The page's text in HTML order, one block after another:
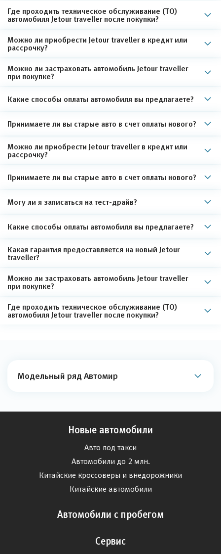
Где проходить техническое обслуживание (ТО)
автомобиля Jetour traveller после покупки?
Можно ли приобрести Jetour traveller в кредит или
рассрочку?
Можно ли застраховать автомобиль Jetour traveller
при покупке?
Какие способы оплаты автомобиля вы предлагаете?
Принимаете ли вы старые авто в счет оплаты нового?
Можно ли приобрести Jetour traveller в кредит или
рассрочку?
Принимаете ли вы старые авто в счет оплаты нового?
Могу ли я записаться на тест-драйв?
Какие способы оплаты автомобиля вы предлагаете?
Какая гарантия предоставляется на новый Jetour
traveller?
Можно ли застраховать автомобиль Jetour traveller
при покупке?
Где проходить техническое обслуживание (ТО)
автомобиля Jetour traveller после покупки?
Модельный ряд Автомир
Новые автомобили
Авто под такси
Автомобили до 2 млн.
Китайские кроссоверы и внедорожники
Китайские автомобили
Автомобили с пробегом
Сервис